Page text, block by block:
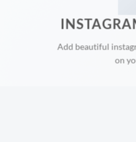
Add beautiful
on